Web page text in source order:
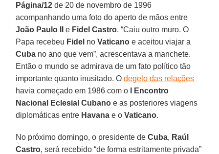
Página/12 de 20 de novembro de 1996
acompanhando uma foto do aperto de mãos entre
João Paulo II
e Fidel Castro. “Caiu outro muro. O
Papa recebeu Fidel noVaticano e aceitou viajar a
Cuba no ano que vem”, acrescentava a manchete.
Então o mundo se admirava de um fato político tão
importante quanto inusitado. Odegelo das relações
havia começado em 1986 com o
I Encontro
Nacional Eclesial Cubano e as posteriores viagens
diplomáticas entre Havana e oVaticano.
No próximo domingo, o presidente deCuba, Raúl
Castro, será recebido “de forma estritamente privada”